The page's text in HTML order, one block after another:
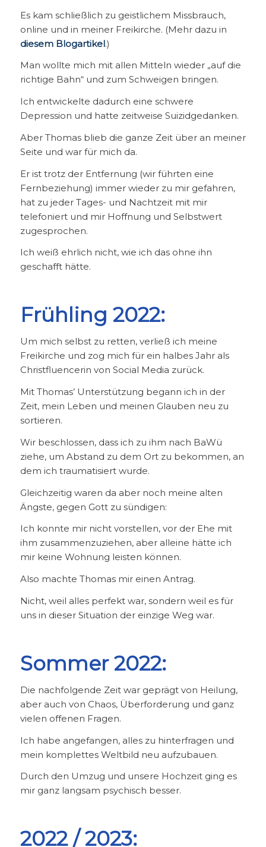
Es kam schließlich zu geistlichem Missbrauch,
online und in meiner Freikirche. (Mehr dazu in
diesem Blogartikel.)
Man wollte mich mit allen Mitteln wieder „auf die
richtige Bahn“ und zum Schweigen bringen.
Ich entwickelte dadurch eine schwere
Depression und hatte zeitweise Suizidgedanken.
Aber Thomas blieb die ganze Zeit über an meiner
Seite und war für mich da.
Er ist trotz der Entfernung (wir führten eine
Fernbeziehung) immer wieder zu mir gefahren,
hat zu jeder Tages- und Nachtzeit mit mir
telefoniert und mir Hoffnung und Selbstwert
zugesprochen.
Ich weiß ehrlich nicht, wie ich das ohne ihn
geschafft hätte.
Frühling 2022:
Um mich selbst zu retten, verließ ich meine
Freikirche und zog mich für ein halbes Jahr als
Christfluencerin von Social Media zurück.
Mit Thomas’ Unterstützung begann ich in der
Zeit, mein Leben und meinen Glauben neu zu
sortieren.
Wir beschlossen, dass ich zu ihm nach BaWü
ziehe, um Abstand zu dem Ort zu bekommen, an
dem ich traumatisiert wurde.
Gleichzeitig waren da aber noch meine alten
Ängste, gegen Gott zu sündigen:
Ich konnte mir nicht vorstellen, vor der Ehe mit
ihm zusammenzuziehen, aber alleine hätte ich
mir keine Wohnung leisten können.
Also machte Thomas mir einen Antrag.
Nicht, weil alles perfekt war, sondern weil es für
uns in dieser Situation der einzige Weg war.
Sommer 2022:
Die nachfolgende Zeit war geprägt von Heilung,
aber auch von Chaos, Überforderung und ganz
vielen offenen Fragen.
Ich habe angefangen, alles zu hinterfragen und
mein komplettes Weltbild neu aufzubauen.
Durch den Umzug und unsere Hochzeit ging es
mir ganz langsam psychisch besser.
2022 / 2023: